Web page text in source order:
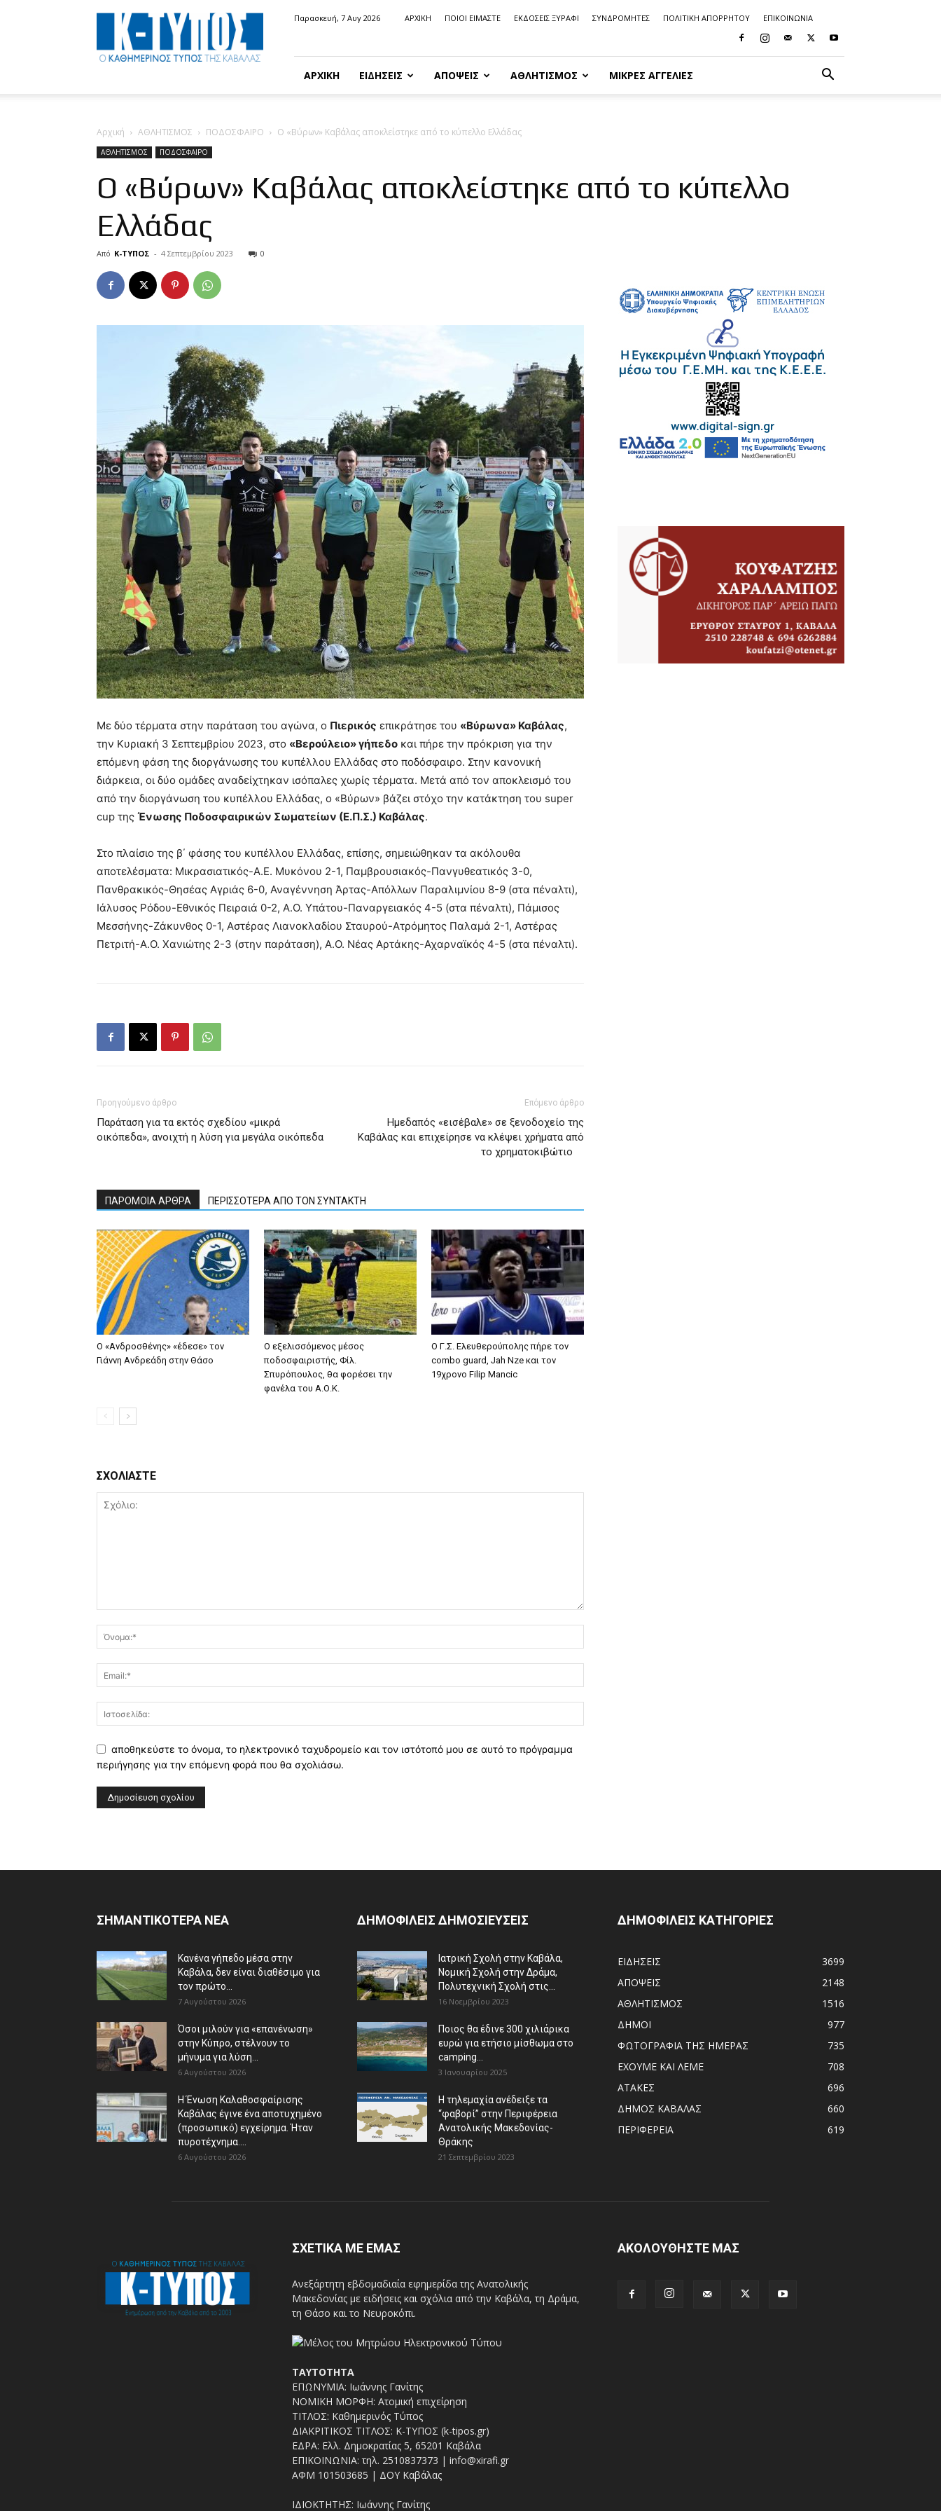
Κ-
ΤΥΠΟΣ
Παρασκευή, 7 Αυγ 2026 ΑΡΧΙΚΗ ΠΟΙΟΙ ΕΙΜΑΣΤΕ ΕΚΔΟΣΕΙΣ ΞΥΡΑΦΙ ΣΥΝΔΡΟΜΗΤΕΣ ΠΟΛΙΤΙΚΗ ΑΠΟΡΡΗΤΟΥ ΕΠΙΚΟΙΝΩΝΙΑ
ΑΡΧΙΚΗ ΕΙΔΗΣΕΙΣ ΑΠΟΨΕΙΣ ΑΘΛΗΤΙΣΜΟΣ ΜΙΚΡΈΣ ΑΓΓΕΛΊΕΣ
Αρχική ΑΘΛΗΤΙΣΜΟΣ ΠΟΔΟΣΦΑΙΡΟ Ο «Βύρων» Καβάλας αποκλείστηκε από το κύπελλο Ελλάδας
ΑΘΛΗΤΙΣΜΟΣ ΠΟΔΟΣΦΑΙΡΟ
Ο «Βύρων» Καβάλας αποκλείστηκε από το κύπελλο
Ελλάδας
Από Κ-ΤΥΠΟΣ - 4 Σεπτεμβρίου 2023 0
Με δύο τέρματα στην παράταση του αγώνα, ο Πιερικός επικράτησε του «Βύρωνα» Καβάλας,
την Κυριακή 3 Σεπτεμβρίου 2023, στο «Βερούλειο» γήπεδο και πήρε την πρόκριση για την
επόμενη φάση της διοργάνωσης του κυπέλλου Ελλάδας στο ποδόσφαιρο. Στην κανονική
διάρκεια, οι δύο ομάδες αναδείχτηκαν ισόπαλες χωρίς τέρματα. Μετά από τον αποκλεισμό του
από την διοργάνωση του κυπέλλου Ελλάδας, ο «Βύρων» βάζει στόχο την κατάκτηση του super
cup της Ένωσης Ποδοσφαιρικών Σωματείων (Ε.Π.Σ.) Καβάλας.
Στο πλαίσιο της β΄ φάσης του κυπέλλου Ελλάδας, επίσης, σημειώθηκαν τα ακόλουθα
αποτελέσματα: Μικρασιατικός-Α.Ε. Μυκόνου 2-1, Παμβρουσιακός-Πανγυθεατικός 3-0,
Πανθρακικός-Θησέας Αγριάς 6-0, Αναγέννηση Άρτας-Απόλλων Παραλιμνίου 8-9 (στα πέναλτι),
Ιάλυσος Ρόδου-Εθνικός Πειραιά 0-2, Α.Ο. Υπάτου-Παναργειακός 4-5 (στα πέναλτι), Πάμισος
Μεσσήνης-Ζάκυνθος 0-1, Αστέρας Λιανοκλαδίου Σταυρού-Ατρόμητος Παλαμά 2-1, Αστέρας
Πετριτή-Α.Ο. Χανιώτης 2-3 (στην παράταση), Α.Ο. Νέας Αρτάκης-Αχαρναϊκός 4-5 (στα πέναλτι).
Προηγούμενο άρθρο
Παράταση για τα εκτός σχεδίου «μικρά
οικόπεδα», ανοιχτή η λύση για μεγάλα οικόπεδα
Επόμενο άρθρο
Ημεδαπός «εισέβαλε» σε ξενοδοχείο της
Καβάλας και επιχείρησε να κλέψει χρήματα από
το χρηματοκιβώτιο
ΠΑΡΟΜΟΙΑ ΑΡΘΡΑ ΠΕΡΙΣΣΟΤΕΡΑ ΑΠΟ ΤΟΝ ΣΥΝΤΑΚΤΗ
Ο «Ανδροσθένης» «έδεσε» τον
Γιάννη Ανδρεάδη στην Θάσο
Ο εξελισσόμενος μέσος
ποδοσφαιριστής, Φίλ.
Σπυρόπουλος, θα φορέσει την
φανέλα του Α.Ο.Κ.
Ο Γ.Σ. Ελευθερούπολης πήρε τον
combo guard, Jah Nze και τον
19χρονο Filip Mancic
ΣΧΟΛΙΑΣΤΕ
αποθηκεύστε το όνομα, το ηλεκτρονικό ταχυδρομείο και τον ιστότοπό μου σε αυτό το πρόγραμμα
περιήγησης για την επόμενη φορά που θα σχολιάσω.
ΣΗΜΑΝΤΙΚΟΤΕΡΑ ΝΕΑ
Κανένα γήπεδο μέσα στην
Καβάλα, δεν είναι διαθέσιμο για
τον πρώτο...
7 Αυγούστου 2026
Όσοι μιλούν για «επανένωση»
στην Κύπρο, στέλνουν το
μήνυμα για λύση...
6 Αυγούστου 2026
Η Ένωση Καλαθοσφαίρισης
Καβάλας έγινε ένα αποτυχημένο
(προσωπικό) εγχείρημα. Ήταν
πυροτέχνημα....
6 Αυγούστου 2026
ΔΗΜΟΦΙΛΕΙΣ ΔΗΜΟΣΙΕΥΣΕΙΣ
Ιατρική Σχολή στην Καβάλα,
Νομική Σχολή στην Δράμα,
Πολυτεχνική Σχολή στις...
16 Νοεμβρίου 2023
Ποιος θα έδινε 300 χιλιάρικα
ευρώ για ετήσιο μίσθωμα στο
camping...
3 Ιανουαρίου 2025
Η τηλεμαχία ανέδειξε τα
“φαβορί” στην Περιφέρεια
Ανατολικής Μακεδονίας-
Θράκης
21 Σεπτεμβρίου 2023
ΔΗΜΟΦΙΛΕΙΣ ΚΑΤΗΓΟΡΙΕΣ
ΕΙΔΗΣΕΙΣ
3699
ΑΠΟΨΕΙΣ
2148
ΑΘΛΗΤΙΣΜΟΣ
1516
ΔΗΜΟΙ
977
ΦΩΤΟΓΡΑΦΙΑ ΤΗΣ ΗΜΕΡΑΣ
735
ΕΧΟΥΜΕ ΚΑΙ ΛΕΜΕ
708
ΑΤΑΚΕΣ
696
ΔΗΜΟΣ ΚΑΒΑΛΑΣ
660
ΠΕΡΙΦΕΡΕΙΑ
619
ΣΧΕΤΙΚΑ ΜΕ ΕΜΑΣ
Ανεξάρτητη εβδομαδιαία εφημερίδα της Ανατολικής
Μακεδονίας με ειδήσεις και σχόλια από την Καβάλα, τη Δράμα,
τη Θάσο και το Νευροκόπι.
ΤΑΥΤΟΤΗΤΑ
ΕΠΩΝΥΜΙΑ: Ιωάννης Γανίτης
ΝΟΜΙΚΗ ΜΟΡΦΗ: Ατομική επιχείρηση
ΤΙΤΛΟΣ: Καθημερινός Τύπος
ΔΙΑΚΡΙΤΙΚΟΣ ΤΙΤΛΟΣ: Κ-ΤΥΠΟΣ (k-tipos.gr)
ΕΔΡΑ: Ελλ. Δημοκρατίας 5, 65201 Καβάλα
ΕΠΙΚΟΙΝΩΝΙΑ: τηλ. 2510837373 | info@xirafi.gr
ΑΦΜ 101503685 | ΔΟΥ Καβάλας
ΙΔΙΟΚΤΗΤΗΣ: Ιωάννης Γανίτης
ΑΚΟΛΟΥΘΗΣΤΕ ΜΑΣ